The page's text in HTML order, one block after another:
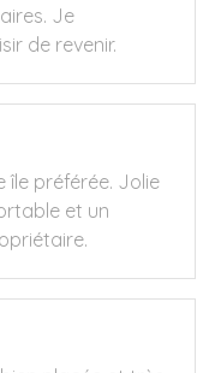
Je
de revenir.
île préférée. Jolie
et un